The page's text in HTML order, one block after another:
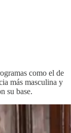
como el de
más masculina y
su base.